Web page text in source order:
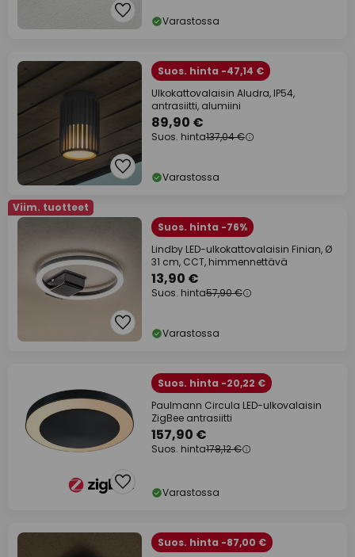
Varastossa
Suos. hinta -47,14 €
Ulkokattovalaisin Aludra, IP54,
antrasiitti, alumiini
89,90 €
Suos. hinta137,04 €
Varastossa
Viim. tuotteet
Suos. hinta -76%
Lindby LED-ulkokattovalaisin Finian, Ø
31 cm, CCT, himmennettävä
13,90 €
Suos. hinta57,90 €
Varastossa
Suos. hinta -20,22 €
Paulmann Circula LED-ulkovalaisin
ZigBee antrasiitti
157,90 €
Suos. hinta178,12 €
Varastossa
Suos. hinta -87,00 €